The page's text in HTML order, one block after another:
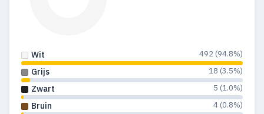
Wit 492 (94.8%)
Grijs 18 (3.5%)
Zwart 5 (1.0%)
Bruin 4 (0.8%)